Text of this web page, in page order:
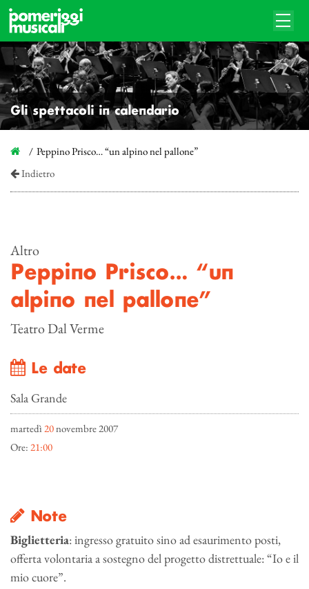
Gli spettacoli in calendario
Peppino Prisco… “un alpino nel pallone”
Indietro
Altro
Peppino Prisco… “un
alpino nel pallone”
Teatro Dal Verme
Le date
Sala Grande
martedì 20novembre 2007
Ore: 21:00
Note
Biglietteria: ingresso gratuito sino ad esaurimento posti,
offerta volontaria a sostegno del progetto distrettuale: “Io e il
mio cuore”.